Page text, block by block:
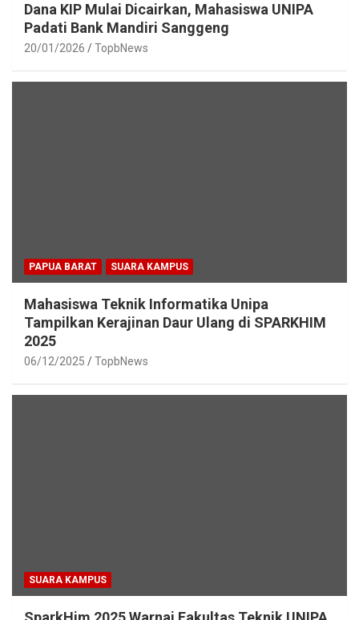
Dana KIP Mulai Dicairkan, Mahasiswa UNIPA
Padati Bank Mandiri Sanggeng
20/01/2026 TopbNews
PAPUA BARAT SUARA KAMPUS
Mahasiswa Teknik Informatika Unipa
Tampilkan Kerajinan Daur Ulang di SPARKHIM
2025
06/12/2025 TopbNews
SUARA KAMPUS